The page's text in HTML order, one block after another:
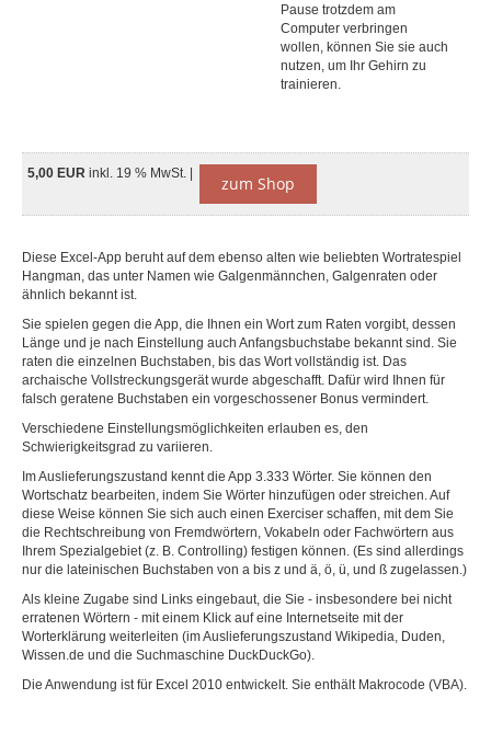
Pause trotzdem am
Computer verbringen
wollen, können Sie sie auch
nutzen, um Ihr Gehirn zu
trainieren.
5,00 EUR inkl. 19 % MwSt. | zum Shop
Diese Excel-App beruht auf dem ebenso alten wie beliebten Wortratespiel
Hangman, das unter Namen wie Galgenmännchen, Galgenraten oder
ähnlich bekannt ist.
Sie spielen gegen die App, die Ihnen ein Wort zum Raten vorgibt, dessen
Länge und je nach Einstellung auch Anfangsbuchstabe bekannt sind. Sie
raten die einzelnen Buchstaben, bis das Wort vollständig ist. Das
archaische Vollstreckungsgerät wurde abgeschafft. Dafür wird Ihnen für
falsch geratene Buchstaben ein vorgeschossener Bonus vermindert.
Verschiedene Einstellungsmöglichkeiten erlauben es, den
Schwierigkeitsgrad zu variieren.
Im Auslieferungszustand kennt die App 3.333 Wörter. Sie können den
Wortschatz bearbeiten, indem Sie Wörter hinzufügen oder streichen. Auf
diese Weise können Sie sich auch einen Exerciser schaffen, mit dem Sie
die Rechtschreibung von Fremdwörtern, Vokabeln oder Fachwörtern aus
Ihrem Spezialgebiet (z. B. Controlling) festigen können. (Es sind allerdings
nur die lateinischen Buchstaben von a bis z und ä, ö, ü, und ß zugelassen.)
Als kleine Zugabe sind Links eingebaut, die Sie - insbesondere bei nicht
erratenen Wörtern - mit einem Klick auf eine Internetseite mit der
Worterklärung weiterleiten (im Auslieferungszustand Wikipedia, Duden,
Wissen.de und die Suchmaschine DuckDuckGo).
Die Anwendung ist für Excel 2010 entwickelt. Sie enthält Makrocode (VBA).